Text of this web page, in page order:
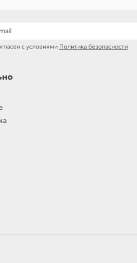
с условиями Политика безопасности